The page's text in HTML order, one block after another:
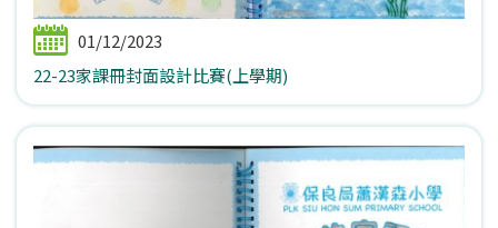
01/12/2023
22-23家課冊封面設計比賽(上學期)